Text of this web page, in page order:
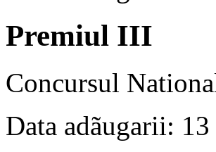
Premiul III
Concursul
Data adãugarii: